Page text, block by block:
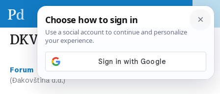
DKVS (Đakovština d.d.)
Forum Tržište kapitala Hrvatska ›
DKVS
(Đakovština d.d.)